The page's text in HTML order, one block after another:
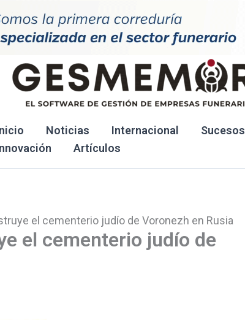
Noticias Internacional Sucesos
Artículos
el cementerio judío de Voronezh en Rusia
el cementerio judío de